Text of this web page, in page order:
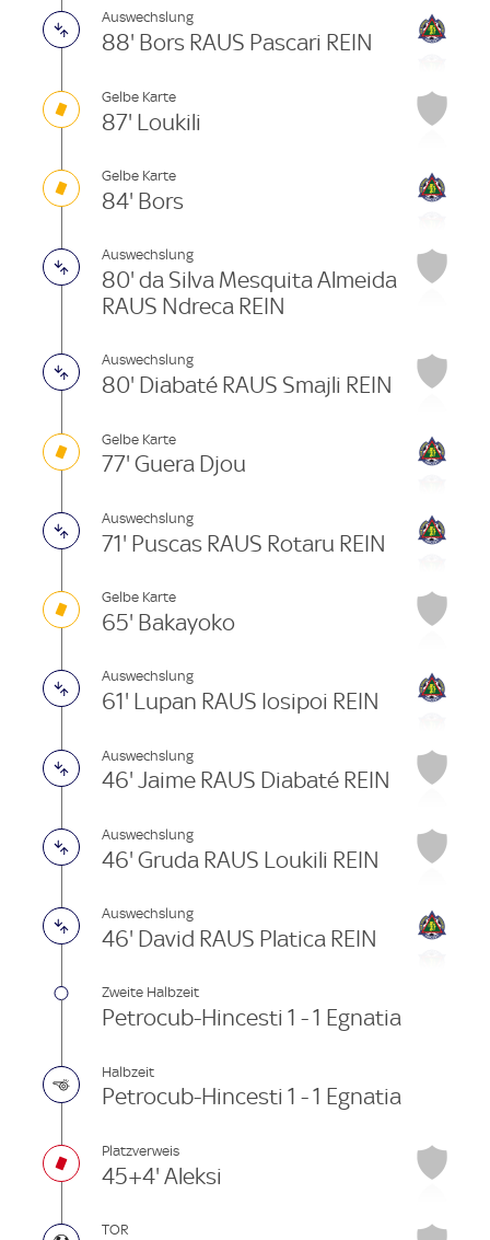
Auswechslung
88' Bors RAUS Pascari REIN
Gelbe Karte
87' Loukili
Gelbe Karte
84' Bors
Auswechslung
80' da Silva Mesquita Almeida
RAUS Ndreca REIN
Auswechslung
80' Diabaté RAUS Smajli REIN
Gelbe Karte
77' Guera Djou
Auswechslung
71' Puscas RAUS Rotaru REIN
Gelbe Karte
65' Bakayoko
Auswechslung
61' Lupan RAUS Iosipoi REIN
Auswechslung
46' Jaime RAUS Diabaté REIN
Auswechslung
46' Gruda RAUS Loukili REIN
Auswechslung
46' David RAUS Platica REIN
Zweite Halbzeit
Petrocub-Hincesti 1 - 1 Egnatia
Halbzeit
Petrocub-Hincesti 1 - 1 Egnatia
Platzverweis
45+4' Aleksi
TOR